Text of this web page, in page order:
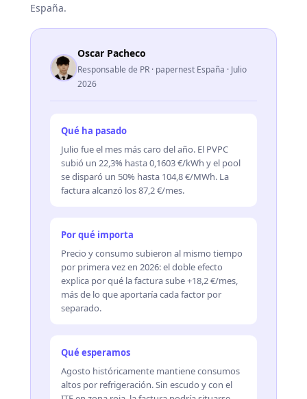
España.
Oscar Pacheco
Responsable de PR · papernest España · Julio
2026
Qué ha pasado
Julio fue el mes más caro del año. El PVPC
subió un 22,3% hasta 0,1603 €/kWh y el pool
se disparó un 50% hasta 104,8 €/MWh. La
factura alcanzó los 87,2 €/mes.
Por qué importa
Precio y consumo subieron al mismo tiempo
por primera vez en 2026: el doble efecto
explica por qué la factura sube +18,2 €/mes,
más de lo que aportaría cada factor por
separado.
Qué esperamos
Agosto históricamente mantiene consumos
altos por refrigeración. Sin escudo y con el